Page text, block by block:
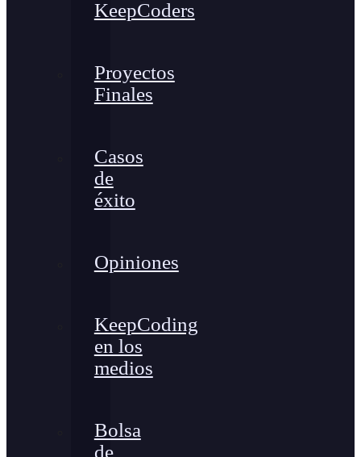
KeepCoders
Proyectos
Finales
Casos
de
éxito
Opiniones
KeepCoding
en los
medios
Bolsa
de